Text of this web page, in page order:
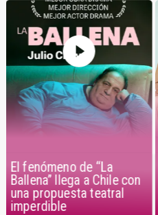
"Empieza con D, Siete
Letras" debuta en Chile
con una adaptación local
del fenómeno teatral